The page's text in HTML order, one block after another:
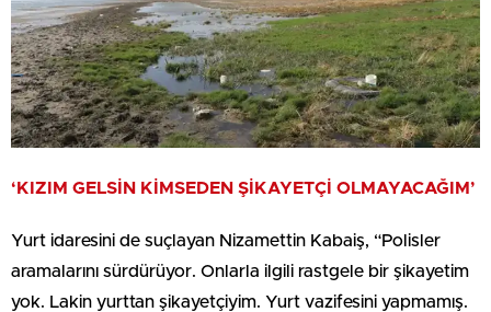
‘KIZIM GELSİN KİMSEDEN ŞİKAYETÇİ OLMAYACAĞIM’
Yurt idaresini de suçlayan Nizamettin Kabaiş, “Polisler
aramalarını sürdürüyor. Onlarla ilgili rastgele bir şikayetim
yok. Lakin yurttan şikayetçiyim. Yurt vazifesini yapmamış.